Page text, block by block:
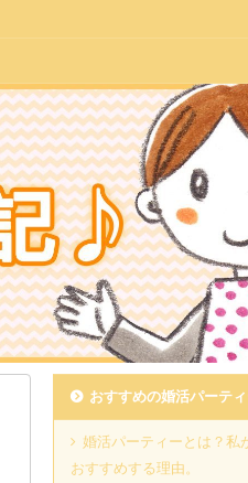
おすすめの婚活パーテ
婚活パーティーとは？私
おすすめする理由。